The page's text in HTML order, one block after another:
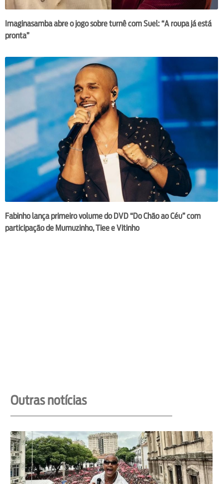
Imaginasamba abre o jogo sobre turnê com Suel: “A roupa já está
pronta”
Fabinho lança primeiro volume do DVD “Do Chão ao Céu” com
participação de Mumuzinho, Tiee e Vitinho
Outras notícias